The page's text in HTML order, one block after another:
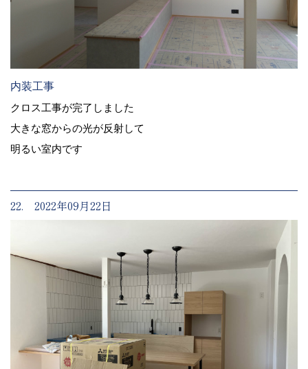
内装工事
クロス工事が完了しました
大きな窓からの光が反射して
明るい室内です
22. 2022年09月22日